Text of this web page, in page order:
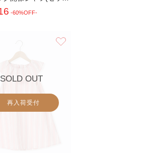
-60%OFF-
SOLD OUT
再入荷受付